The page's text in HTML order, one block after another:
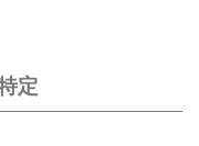
定